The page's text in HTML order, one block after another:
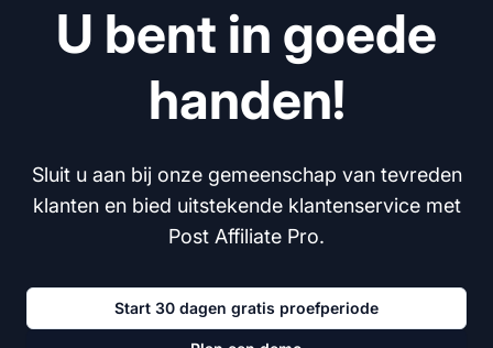
U bent in goede
handen!
Sluit u aan bij onze gemeenschap van tevreden
klanten en bied uitstekende klantenservice met
Post Affiliate Pro.
Start 30 dagen gratis proefperiode